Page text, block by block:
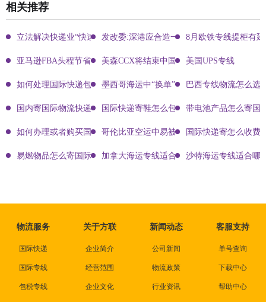
相关推荐
立法解决快递业“快速成长的烦恼”发改委:深港应合造一体化物流中心
8月欧铁专线提柜有
亚马逊FBA头程节省运费鲜为人知的秘密
美森CCX将结束中国航行美国UPS专线
如何处理国际快递包裹的损坏和破损?完善解决方案的多方面分析
墨西哥海运中“换单”是什么意思？巴西专线物流怎么选
国内寄国际物流快递价格怎么算国际快递寄鞋怎么包装 带电池产品怎么寄国
如何办理或者购买国际物流的保险?哥伦比亚空运中易被查验的品类有哪些？
国际快递寄怎么收费
易燃物品怎么寄国际快递加拿大海运专线适合什么样的跨境卖家？
沙特海运专线适合哪
物流服务
国际快递
国际专线
包税专线
关于方联
企业简介
经营范围
企业文化
新闻动态
公司新闻
物流政策
行业资讯
客服支持
单号查询
下载中心
帮助中心